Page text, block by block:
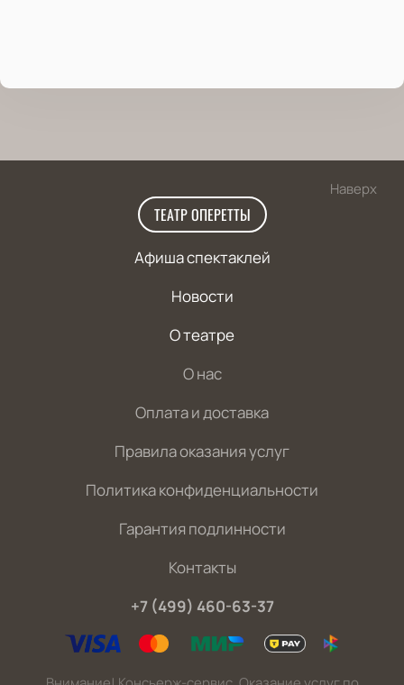
Наверх
ТЕАТР ОПЕРЕТТЫ
Афиша спектаклей
Новости
О театре
О нас
Оплата и доставка
Правила оказания услуг
Политика конфиденциальности
Гарантия подлинности
Контакты
+7 (499) 460-63-37